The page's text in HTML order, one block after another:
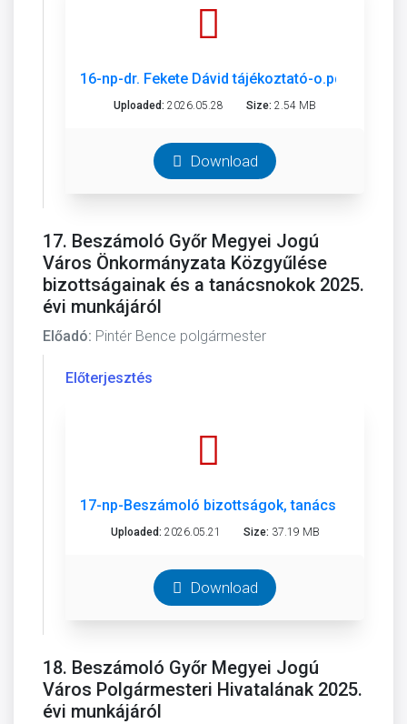
16-np-dr. Fekete Dávid tájékoztató-o.pdf
Uploaded: 2026.05.28 Size: 2.54 MB
Download
17. Beszámoló Győr Megyei Jogú
Város Önkormányzata Közgyűlése
bizottságainak és a tanácsnokok 2025.
évi munkájáról
Előadó: Pintér Bence polgármester
Előterjesztés
17-np-Beszámoló bizottságok, tanácsnokok-
Uploaded: 2026.05.21 Size: 37.19 MB
Download
18. Beszámoló Győr Megyei Jogú
Város Polgármesteri Hivatalának 2025.
évi munkájáról